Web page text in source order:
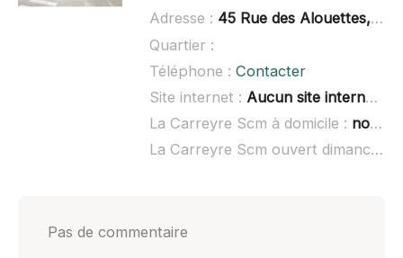
Adresse : 45 Rue des Alouettes, 33114 Le Barp
Quartier :
Téléphone : Contacter
Site internet : Aucun site internet connu
La Carreyre Scm à domicile : non renseigné
La Carreyre Scm ouvert dimanche :
Pas de commentaire